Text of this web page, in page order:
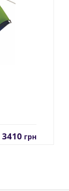
3410 грн